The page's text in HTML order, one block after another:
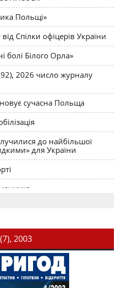
Польщі»
Спілки офіцерів України
болі Білого Орла»
2026 число журналу
сучасна Польща
до найбільшої
для України
2003